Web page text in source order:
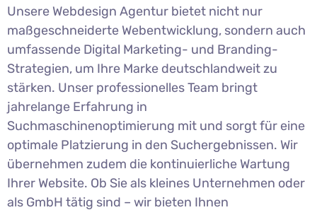
Unsere Webdesign Agentur bietet nicht nur
maßgeschneiderte Webentwicklung, sondern auch
umfassende Digital Marketing- und Branding-
Strategien, um Ihre Marke deutschlandweit zu
stärken. Unser professionelles Team bringt
jahrelange Erfahrung in
Suchmaschinenoptimierung mit und sorgt für eine
optimale Platzierung in den Suchergebnissen. Wir
übernehmen zudem die kontinuierliche Wartung
Ihrer Website. Ob Sie als kleines Unternehmen oder
als GmbH tätig sind – wir bieten Ihnen